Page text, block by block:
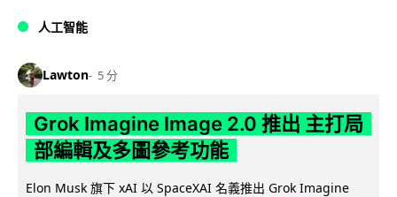
人工智能
Lawton 5 分
Grok Imagine Image 2.0 推出 主打局
部編輯及多圖參考功能
Elon Musk 旗下 xAI 以 SpaceXAI 名義推出 Grok Imagine